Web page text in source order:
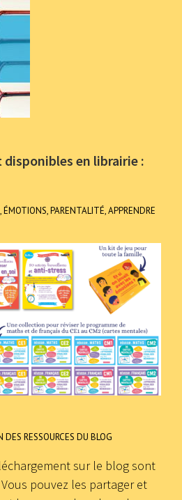
disponibles en librairie :
PARENTALITÉ, APPRENDRE
RESSOURCES DU BLOG
sur le blog sont
Vous pouvez les partager et